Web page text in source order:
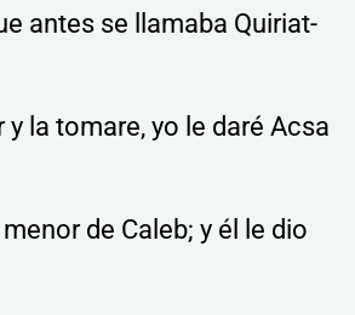
antes se llamaba Quiriat-
la tomare, yo le daré Acsa
de Caleb; y él le dio